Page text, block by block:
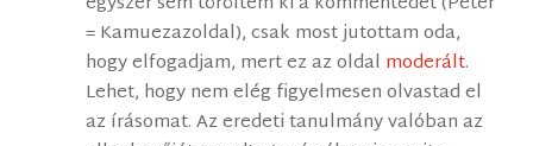
= Kamuezazoldal), csak most jutottam oda,
hogy elfogadjam, mert ez az oldal moderált.
Lehet, hogy nem elég figyelmesen olvastad el
az írásomat. Az eredeti tanulmány valóban az